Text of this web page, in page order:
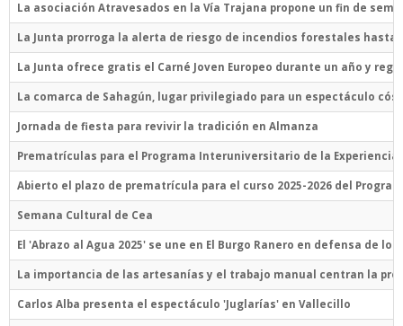
La asociación Atravesados en la Vía Trajana propone un fin de
La Junta prorroga la alerta de riesgo de incendios forestales hasta
La Junta ofrece gratis el Carné Joven Europeo durante un año y
La comarca de Sahagún, lugar privilegiado para un espectáculo
Jornada de fiesta para revivir la tradición en Almanza
Prematrículas para el Programa Interuniversitario de la Experiencia
Abierto el plazo de prematrícula para el curso 2025-2026 del
Semana Cultural de Cea
El 'Abrazo al Agua 2025' se une en El Burgo Ranero en defensa de
La importancia de las artesanías y el trabajo manual centran la
Carlos Alba presenta el espectáculo 'Juglarías' en Vallecillo